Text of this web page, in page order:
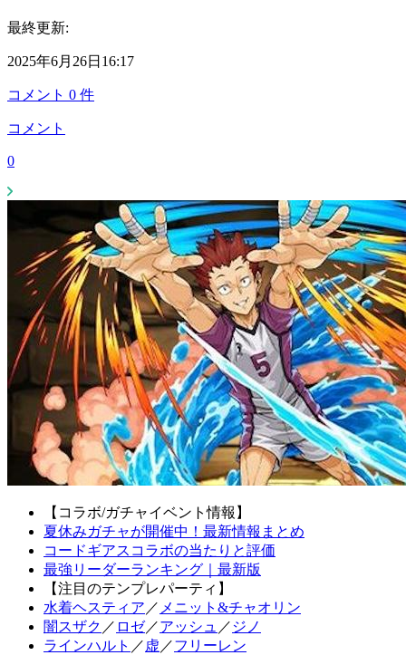
最終更新:
2025年6月26日16:17
コメント 0 件
コメント
0
【コラボ/ガチャイベント情報】
夏休みガチャが開催中！最新情報まとめ
コードギアスコラボの当たりと評価
最強リーダーランキング｜最新版
【注目のテンプレパーティ】
水着ヘスティア ／ メニット&チャオリン
闇スザク ／ ロゼ／アッシュ ／ ジノ
ラインハルト ／ 虚 ／フリーレン